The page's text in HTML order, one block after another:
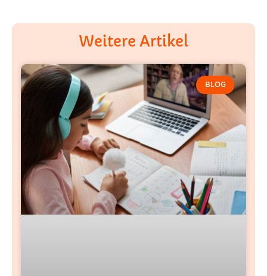
Weitere Artikel
BLOG